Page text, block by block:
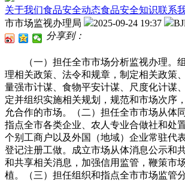
关于我们食品安全动态食品安全知识联系
市市场监视办理局
2025-09-24 19:37
分享到：
（一）担任全市市场分析监视办理。
理相关政策、法令和规章，制定相关政策
量强市计谋、食物平安计谋、尺度化计谋
定并组织实施相关规划，规范和市场次序
允合作的市场。（二）担任全市市场从体
指点全市各类企业、农人专业合做社和处
个别工商户以及外国（地域）企业常驻代
登记注册工做。成立市场从体消息公示和
和共享相关消息，加强信用监管，鞭策市
植。（三）担任组织和指点全市市场监管